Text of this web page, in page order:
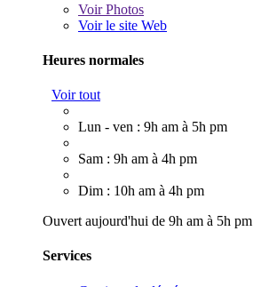
VoirPhotos
Voir le site Web
Heures normales
Voir tout
Lun - ven : 9h am à 5h pm
Sam : 9h am à 4h pm
Dim : 10h am à 4h pm
Ouvert aujourd'hui de 9h am à 5h pm
Services